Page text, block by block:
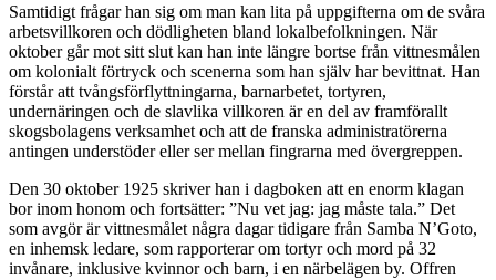
Samtidigt frågar han sig om man kan lita på uppgifterna om de svåra
arbetsvillkoren och dödligheten bland lokalbefolkningen. När
oktober går mot sitt slut kan han inte längre bortse från vittnesmålen
om kolonialt förtryck och scenerna som han själv har bevittnat. Han
förstår att tvångsförflyttningarna, barnarbetet, tortyren,
undernäringen och de slavlika villkoren är en del av framförallt
skogsbolagens verksamhet och att de franska administratörerna
antingen understöder eller ser mellan fingrarna med övergreppen.
Den 30 oktober 1925 skriver han i dagboken att en enorm klagan
bor inom honom och fortsätter: ”Nu vet jag: jag måste tala.” Det
som avgör är vittnesmålet några dagar tidigare från Samba N’Goto,
en inhemsk ledare, som rapporterar om tortyr och mord på 32
invånare, inklusive kvinnor och barn, i en närbelägen by. Offren